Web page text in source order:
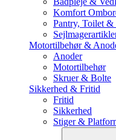
Komfort
Pantry, Toilet &
Motortilbehør &
Anoder
Motortilbehør
Skruer & Bolte
Sikkerhed & Fritid
Fritid
Sikkerhed
Stiger &